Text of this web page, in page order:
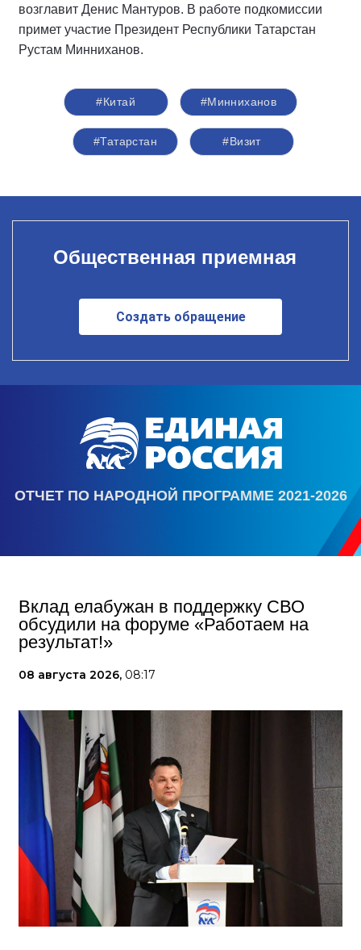
возглавит Денис Мантуров. В работе подкомиссии
примет участие Президент Республики Татарстан
Рустам Минниханов.
#Китай #Минниханов
#Татарстан #Визит
Общественная приемная
Создать обращение
ОТЧЕТ ПО НАРОДНОЙ ПРОГРАММЕ 2021-2026
Вклад елабужан в поддержку СВО
обсудили на форуме «Работаем на
результат!»
08 августа 2026, 08:17